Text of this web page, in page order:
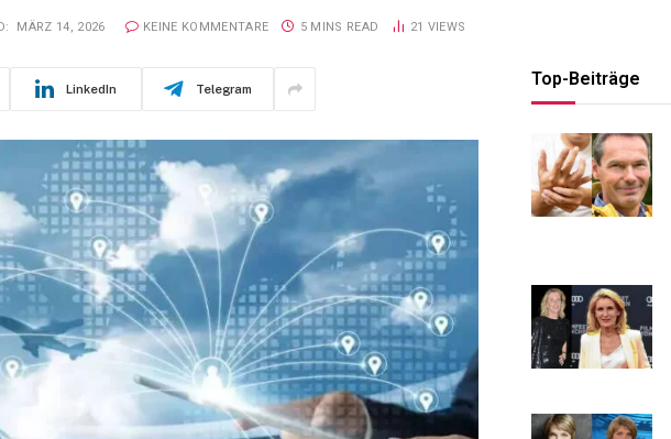
MÄRZ 14, 2026 KEINE KOMMENTARE 5 MINS READ 21 VIEWS
LinkedIn Telegram Top-Beiträge